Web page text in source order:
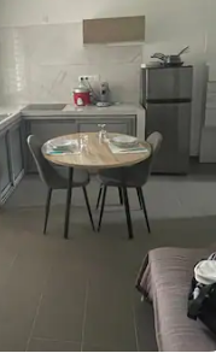
de 5, 52 avaliações